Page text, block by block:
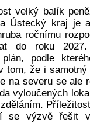
velký balík
Ústecký kraj je
ročnímu
do roku
plán, podle
tom, že i
na severu se ale
vyloučených
se výzvě řešit